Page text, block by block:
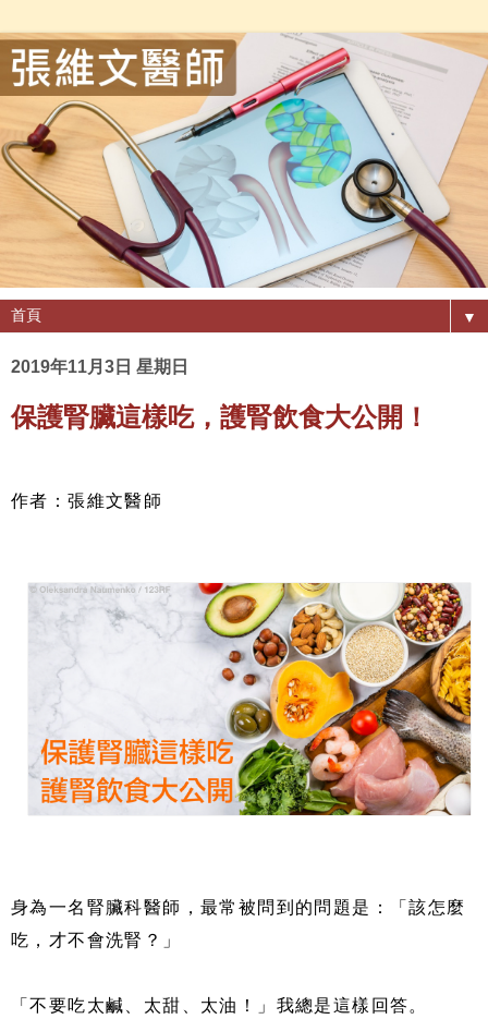
▼
2019年11月3日 星期日
保護腎臟這樣吃，護腎飲食大公開！
作者：張維文醫師
身為一名腎臟科醫師，最常被問到的問題是：「該怎麼
吃，才不會洗腎？」
「不要吃太鹹、太甜、太油！」我總是這樣回答。